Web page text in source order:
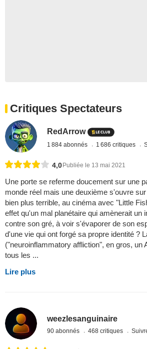
Critiques Spectateurs
RedArrow
1 884 abonnés 1 686 critiques
4,0Publiée le 13 mai 2021
Une porte se referme doucement sur une
monde réel mais une deuxième s'ouvre
bien plus terrible, au cinéma avec "Little
effet qu'un mal planétaire qui amènerait un
contre son gré, à voir s'évaporer de son
d'une vie qui ont forgé sa propre identité ?
("neuroinflammatory affliction", en gros, un
tous les ...
Lire plus
weezlesanguinaire
90 abonnés 468 critiques